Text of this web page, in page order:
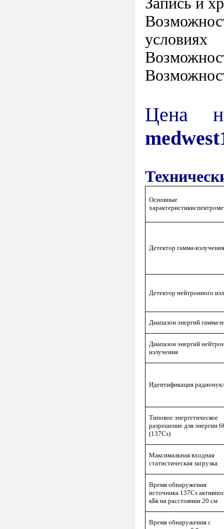
условиях
Цена
Основные
Детектор гамма-
Детектор нейтронного
Диапазон энергий гамма-
Диапазон энергий
излучения
Идентификация
Типовое энергетическое
разрешение для энергии
(137Cs)
Максимальная входная
статистическая загрузка
Время обнаружения
источника 137Сs
кБк на расстоянии 20 см
Время обнаружения с